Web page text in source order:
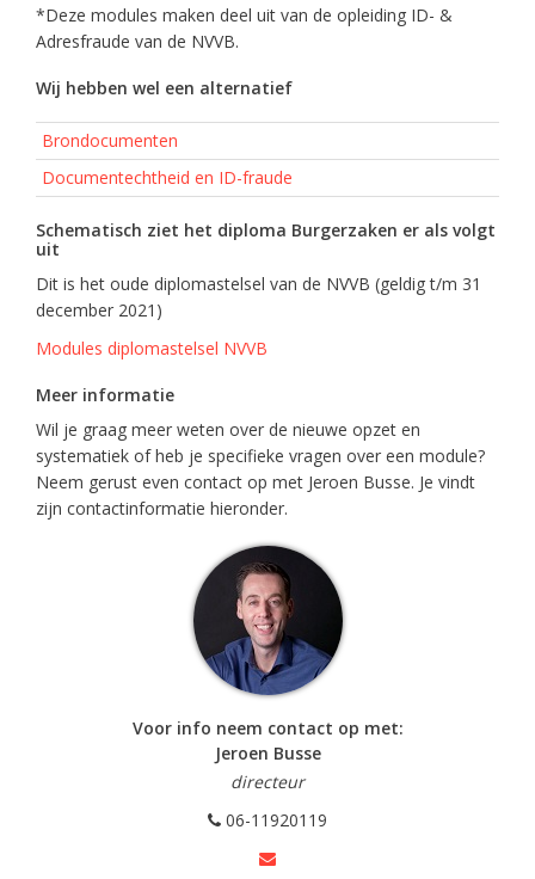
*Deze modules maken deel uit van de opleiding ID- &
Adresfraude van de NVVB.
Wij hebben wel een alternatief
Brondocumenten
Documentechtheid en ID-fraude
Schematisch ziet het diploma Burgerzaken er als volgt
uit
Dit is het oude diplomastelsel van de NVVB (geldig t/m 31
december 2021)
Modules diplomastelsel NVVB
Meer informatie
Wil je graag meer weten over de nieuwe opzet en
systematiek of heb je specifieke vragen over een module?
Neem gerust even contact op met Jeroen Busse. Je vindt
zijn contactinformatie hieronder.
Voor info neem contact op met:
Jeroen Busse
directeur
06-11920119